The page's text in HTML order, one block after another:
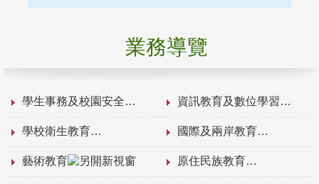
業務導覽
學生事務及校園安全 資訊教育及數位學習
學校衛生教育 國際及兩岸教育
藝術教育 原住民族教育